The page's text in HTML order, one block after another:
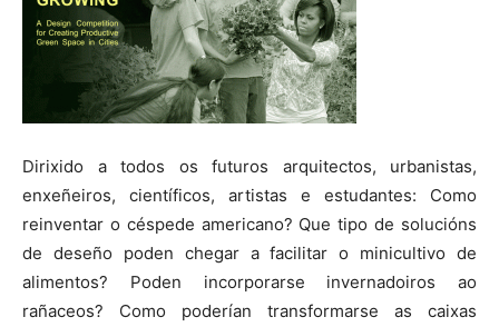
Dirixido a todos os futuros arquitectos, urbanistas,
enxeñeiros, científicos, artistas e estudantes: Como
reinventar o céspede americano? Que tipo de solucións
de deseño poden chegar a facilitar o minicultivo de
alimentos? Poden incorporarse invernadoiros ao
rañaceos? Como poderían transformarse as caixas